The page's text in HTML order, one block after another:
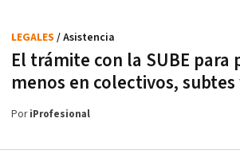
El trámite con la SUBE para
menos en colectivos,
LEGALES / Asistencia
PoriProfesional